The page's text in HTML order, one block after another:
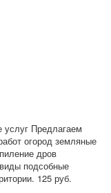
услуг Предлагаем
огород земляные
дров
подсобные
125 руб.